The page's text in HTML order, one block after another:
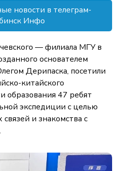
новости в телеграм-
Инфо
— филиала МГУ в
основателем
Дерипаска, посетили
китайского
образования 47 ребят
экспедиции с целью
и знакомства с